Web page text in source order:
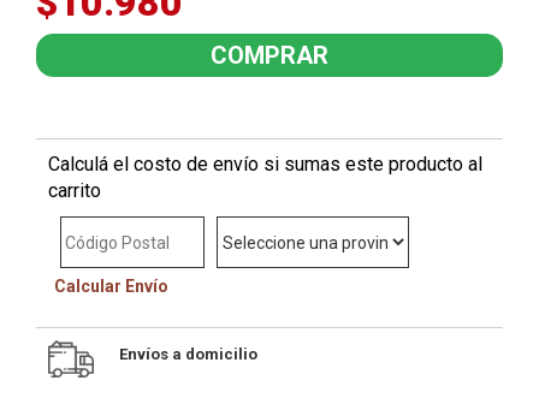
Calculá el costo de envío si sumas este producto al
carrito
Calcular Envío
Envíos a domicilio